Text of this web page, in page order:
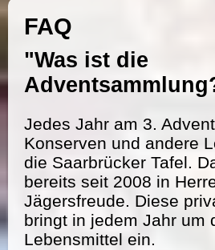
FAQ
"Was ist die
Jedes Jahr am 3.
Konserven und andere
die Saarbrücker Tafel.
bereits seit 2008 in
Jägersfreude. Diese
bringt in jedem Jahr um
Lebensmittel ein.